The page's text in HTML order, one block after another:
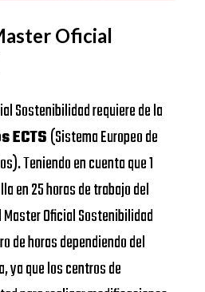
Oficial
Sostenibilidad requiere de la
ECTS(Sistema Europeo de
Teniendo en cuenta que 1
en 25 horas de trabajo del
Oficial Sostenibilidad
de horas dependiendo del
ya que los centros de